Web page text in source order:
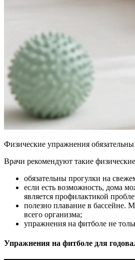
Физические упражнения обязательны
Врачи рекомендуют такие
обязательны прогулки на
если есть возможность, дома
является профилактикой
полезно плавание в бассейне.
всего организма;
упражнения на фитболе не
Упражнения на фитболе для